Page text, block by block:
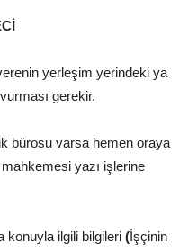
yerleşim yerindeki ya
gerekir.
bürosu varsa hemen oraya
yazı işlerine
konuyla ilgili bilgileri (İşçinin